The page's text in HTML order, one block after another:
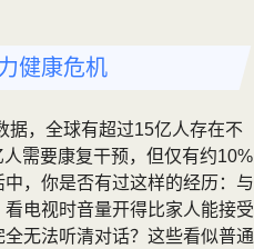
健康危机
据，全球有超过15亿人存在不
需要康复干预，但仅有约10%
，你是否有过这样的经历：与
电视时音量开得比家人能接受
无法听清对话？这些看似普通